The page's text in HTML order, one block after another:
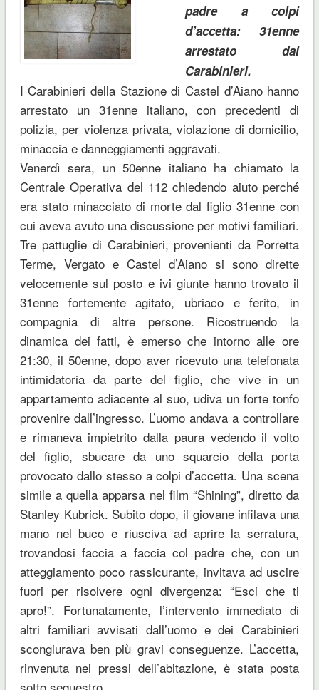
padre a colpi
d’accetta: 31enne
arrestato dai
Carabinieri.
I Carabinieri della Stazione di Castel d’Aiano hanno
arrestato un 31enne italiano, con precedenti di
polizia, per violenza privata, violazione di domicilio,
minaccia e danneggiamenti aggravati.
Venerdì sera, un 50enne italiano ha chiamato la
Centrale Operativa del 112 chiedendo aiuto perché
era stato minacciato di morte dal figlio 31enne con
cui aveva avuto una discussione per motivi familiari.
Tre pattuglie di Carabinieri, provenienti da Porretta
Terme, Vergato e Castel d’Aiano si sono dirette
velocemente sul posto e ivi giunte hanno trovato il
31enne fortemente agitato, ubriaco e ferito, in
compagnia di altre persone. Ricostruendo la
dinamica dei fatti, è emerso che intorno alle ore
21:30, il 50enne, dopo aver ricevuto una telefonata
intimidatoria da parte del figlio, che vive in un
appartamento adiacente al suo, udiva un forte tonfo
provenire dall’ingresso. L’uomo andava a controllare
e rimaneva impietrito dalla paura vedendo il volto
del figlio, sbucare da uno squarcio della porta
provocato dallo stesso a colpi d’accetta. Una scena
simile a quella apparsa nel film “Shining”, diretto da
Stanley Kubrick. Subito dopo, il giovane infilava una
mano nel buco e riusciva ad aprire la serratura,
trovandosi faccia a faccia col padre che, con un
atteggiamento poco rassicurante, invitava ad uscire
fuori per risolvere ogni divergenza: “Esci che ti
apro!”. Fortunatamente, l’intervento immediato di
altri familiari avvisati dall’uomo e dei Carabinieri
scongiurava ben più gravi conseguenze. L’accetta,
rinvenuta nei pressi dell’abitazione, è stata posta